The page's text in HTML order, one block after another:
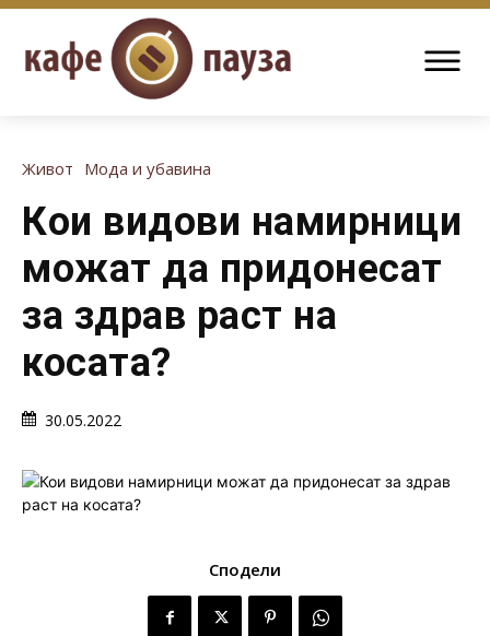
Живот Мода и убавина
Кои видови намирници
можат да придонесат
за здрав раст на
косата?
30.05.2022
Сподели